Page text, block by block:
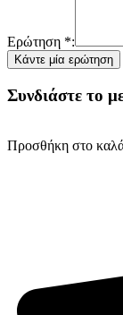
Ερώτηση *:
Συνδιάστε το
Προσθήκη στο